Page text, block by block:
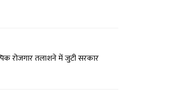
रोजगार तलाशने में जुटी सरकार